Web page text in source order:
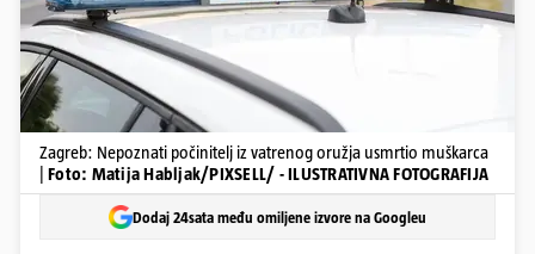
Zagreb: Nepoznati počinitelj iz vatrenog oružja usmrtio muškarca
Foto: Matija Habljak/PIXSELL/ - ILUSTRATIVNA FOTOGRAFIJA
Dodaj 24sata među omiljene izvore na Googleu